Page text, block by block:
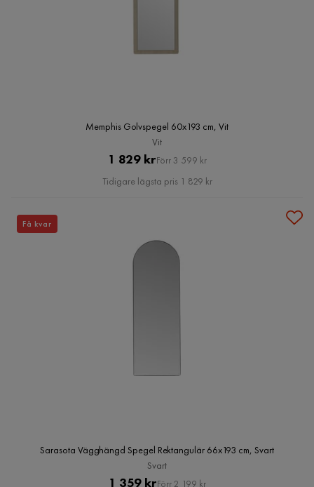
Memphis Golvspegel 60x193 cm, Vit
Vit
Pris
1 829 krOriginal
Pris
Förr 3 599 kr
Tidigare lägsta pris 1 829 kr
Sarasota Vägghängd Spegel Rektangulär 66x193 cm, Svart
Svart
Pris
1 359 krOriginal
Förr 2 199 kr
Få kvar